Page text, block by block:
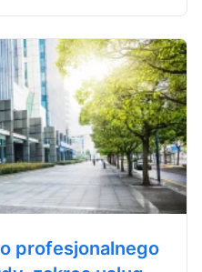
profesjonalnego